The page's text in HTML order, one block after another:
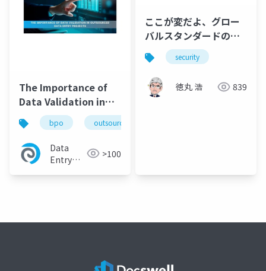
The Importance of
Data Validation in
Outsourced Data
Entry Projects
bpo outsourcing
Data
Entry
>100
ここが変だよ、グロー
バルスタンダードの脆
弱性対策～入力値の考
え方～
security
徳丸 浩 839